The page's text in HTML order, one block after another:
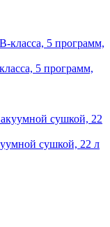
5 программ,
сушкой, 22 л